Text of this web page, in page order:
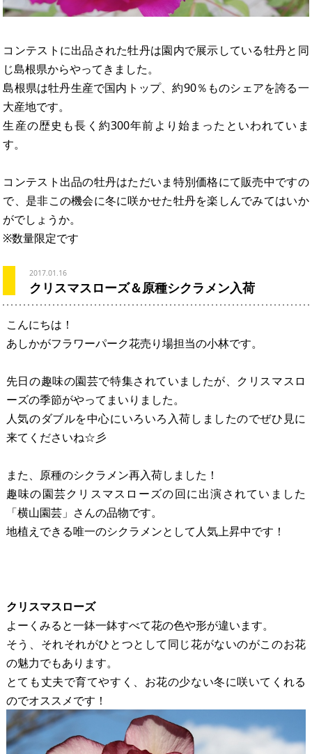
コンテストに出品された牡丹は園内で展示している牡丹と同
じ島根県からやってきました。
島根県は牡丹生産で国内トップ、約90％ものシェアを誇る一
大産地です。
生産の歴史も長く約300年前より始まったといわれていま
す。
コンテスト出品の牡丹はただいま特別価格にて販売中ですの
で、是非この機会に冬に咲かせた牡丹を楽しんでみてはいか
がでしょうか。
※数量限定です
2017.01.16
クリスマスローズ＆原種シクラメン入荷
こんにちは！
あしかがフラワーパーク花売り場担当の小林です。
先日の趣味の園芸で特集されていましたが、クリスマスロ
ーズの季節がやってまいりました。
人気のダブルを中心にいろいろ入荷しましたのでぜひ見に
来てくださいね☆彡
また、原種のシクラメン再入荷しました！
趣味の園芸クリスマスローズの回に出演されていました
「横山園芸」さんの品物です。
地植えできる唯一のシクラメンとして人気上昇中です！
クリスマスローズ
よーくみると一鉢一鉢すべて花の色や形が違います。
そう、それそれがひとつとして同じ花がないのがこのお花
の魅力でもあります。
とても丈夫で育てやすく、お花の少ない冬に咲いてくれる
のでオススメです！